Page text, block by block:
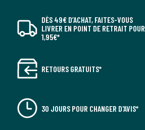
DÈS 49€ D’ACHAT, FAITES-VOUS
LIVRER EN POINT DE RETRAIT POUR
1,95€*
RETOURS GRATUITS*
30 JOURS POUR CHANGER D'AVIS*